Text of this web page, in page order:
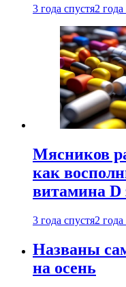
3 года спустя2 года
Мясников
как
витамина D
3 года спустя2 года
Названы
на осень